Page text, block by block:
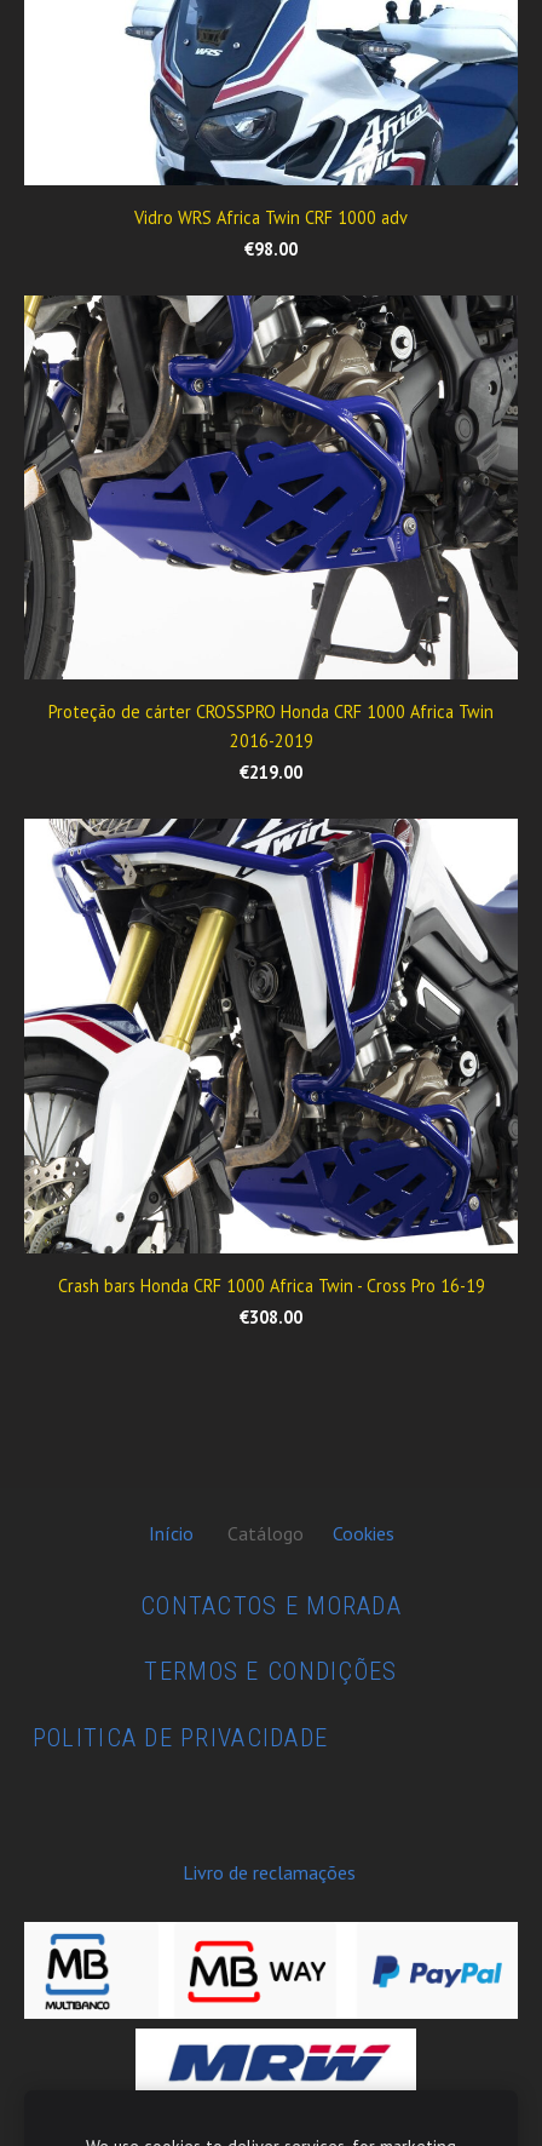
Vidro WRS Africa Twin CRF 1000 adv
€98.00
Proteção de cárter CROSSPRO Honda CRF 1000 Africa Twin
2016-2019
€219.00
Crash bars Honda CRF 1000 Africa Twin - Cross Pro 16-19
€308.00
Início Catálogo Cookies
CONTACTOS E MORADA
TERMOS E CONDIÇÕES
POLITICA DE PRIVACIDADE
Livro de reclamações